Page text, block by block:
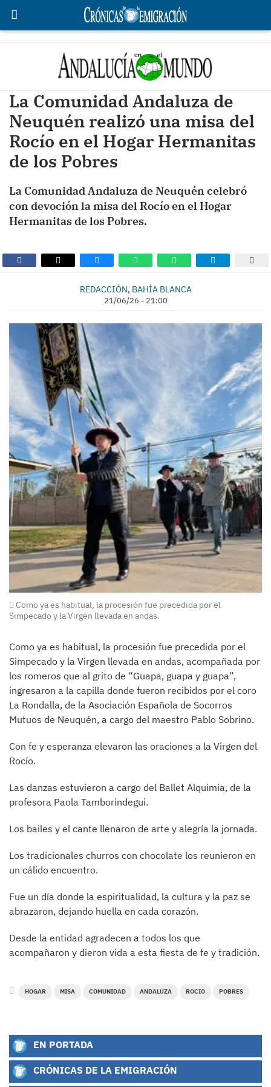
La Comunidad Andaluza de
Neuquén realizó una misa del
Rocío en el Hogar Hermanitas
de los Pobres
La Comunidad Andaluza de Neuquén celebró
con devoción la misa del Rocío en el Hogar
Hermanitas de los Pobres.
REDACCIÓN, BAHÍA BLANCA
21/06/26 - 21:00
Como ya es habitual, la procesión fue precedida por el
Simpecado y la Virgen llevada en andas.
Como ya es habitual, la procesión fue precedida por el
Simpecado y la Virgen llevada en andas, acompañada por
los romeros que al grito de “Guapa, guapa y guapa”,
ingresaron a la capilla donde fueron recibidos por el coro
La Rondalla, de la Asociación Española de Socorros
Mutuos de Neuquén, a cargo del maestro Pablo Sobrino.
Con fe y esperanza elevaron las oraciones a la Virgen del
Rocío.
Las danzas estuvieron a cargo del Ballet Alquimia, de la
profesora Paola Tamborindegui.
Los bailes y el cante llenaron de arte y alegría la jornada.
Los tradicionales churros con chocolate los reunieron en
un cálido encuentro.
Fue un día donde la espiritualidad, la cultura y la paz se
abrazaron, dejando huella en cada corazón.
Desde la entidad agradecen a todos los que
acompañaron y dieron vida a esta fiesta de fe y tradición.
HOGAR MISA COMUNIDAD ANDALUZA ROCIO POBRES
EN PORTADA
CRÓNICAS DE LA EMIGRACIÓN